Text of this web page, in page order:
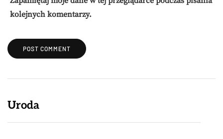
kolejnych komentarzy.
Uroda